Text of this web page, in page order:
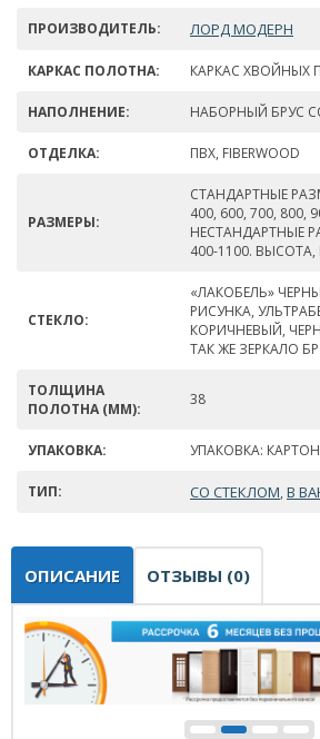
ПРОИЗВОДИТЕЛЬ: ЛОРД МОДЕРН
КАРКАС ПОЛОТНА: КАРКАС ХВОЙНЫХ
НАПОЛНЕНИЕ: НАБОРНЫЙ БРУС
ОТДЕЛКА: ПВХ, FIBERWOOD
РАЗМЕРЫ:
СТАНДАРТНЫЕ
400, 600, 700,
НЕСТАНДАРТНЫЕ
400-1100.
СТЕКЛО:
«ЛАКОБЕЛЬ»
РИСУНКА,
КОРИЧНЕВЫЙ,
ТАК ЖЕ ЗЕРКАЛО
ТОЛЩИНА
ПОЛОТНА (ММ):
38
УПАКОВКА: УПАКОВКА:
ТИП: СО СТЕКЛОМ, В
ОПИСАНИЕ ОТЗЫВЫ (0)